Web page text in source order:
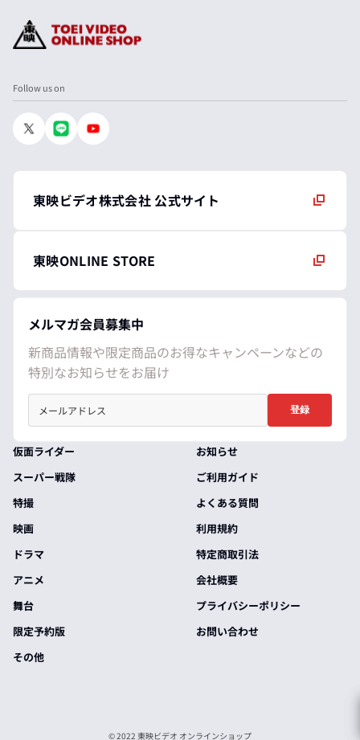
Follow us on
東映ビデオ株式会社 公式サイト
東映ONLINE STORE
メルマガ会員募集中
新商品情報や限定商品のお得なキャンペーンなどの
特別なお知らせをお届け
登録
仮面ライダー
スーパー戦隊
特撮
映画
ドラマ
アニメ
舞台
限定予約版
その他
お知らせ
ご利用ガイド
よくある質問
利用規約
特定商取引法
会社概要
プライバシーポリシー
お問い合わせ
© 2022 東映ビデオ オンラインショップ